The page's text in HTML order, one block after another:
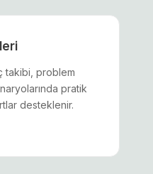
takibi, problem
pratik
desteklenir.